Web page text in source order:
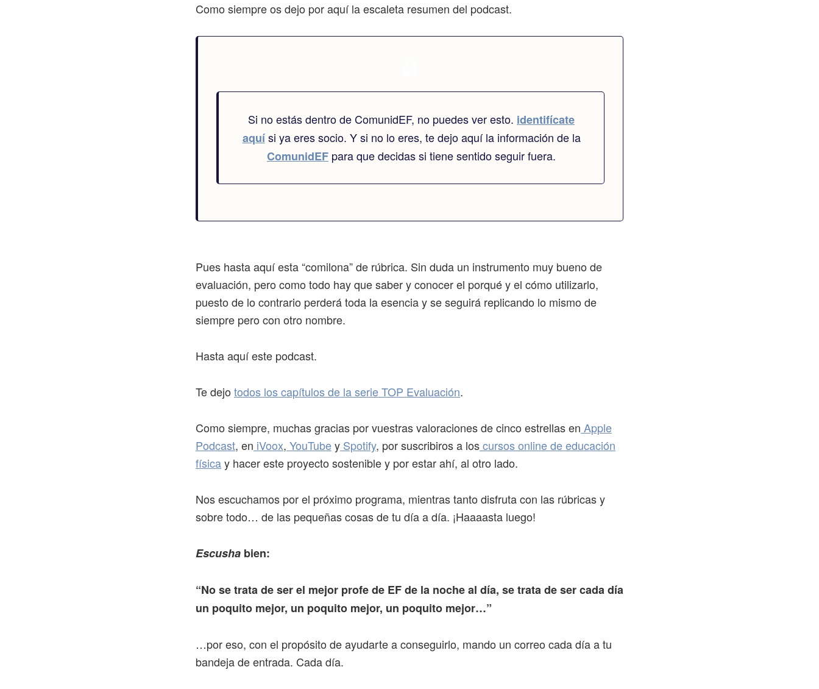
Como siempre os dejo por aquí la escaleta resumen del podcast.
Si no estás dentro de ComunidEF, no puedes ver esto. identifícate
aquísi ya eres socio. Y si no lo eres, te dejo aquí la información de la
ComunidEF para que decidas si tiene sentido seguir fuera.
Pues hasta aquí esta “comilona” de rúbrica. Sin duda un instrumento muy bueno de
evaluación, pero como todo hay que saber y conocer el porqué y el cómo utilizarlo,
puesto de lo contrario perderá toda la esencia y se seguirá replicando lo mismo de
siempre pero con otro nombre.
Hasta aquí este podcast.
Te dejo todos los capítulos de la serie TOP Evaluación.
Como siempre, muchas gracias por vuestras valoraciones de cinco estrellas en Apple
Podcast, en iVoox, YouTubey Spotify, por suscribiros a loscursos online de educación
físicay hacer este proyecto sostenible y por estar ahí, al otro lado.
Nos escuchamos por el próximo programa, mientras tanto disfruta con las rúbricas y
sobre todo… de las pequeñas cosas de tu día a día. ¡Haaaasta luego!
Escusha bien:
“No se trata de ser el mejor profe de EF de la noche al día, se trata de ser cada día
un poquito mejor, un poquito mejor, un poquito mejor…”
…por eso, con el propósito de ayudarte a conseguirlo, mando un correo cada día a tu
bandeja de entrada. Cada día.